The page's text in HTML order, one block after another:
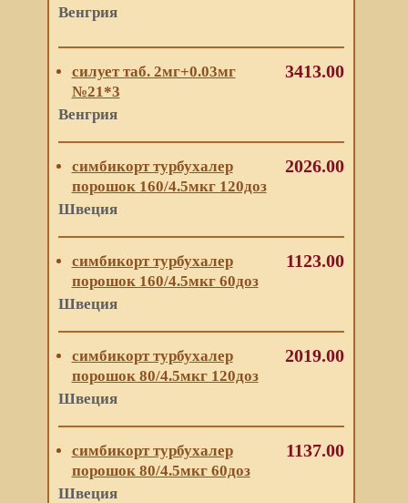
Венгрия
силует таб. 2мг+0.03мг
№21*3
Венгрия
3413.00
симбикорт турбухалер
порошок 160/4.5мкг 120доз
Швеция
2026.00
симбикорт турбухалер
порошок 160/4.5мкг 60доз
Швеция
1123.00
симбикорт турбухалер
порошок 80/4.5мкг 120доз
Швеция
2019.00
симбикорт турбухалер
порошок 80/4.5мкг 60доз
Швеция
1137.00